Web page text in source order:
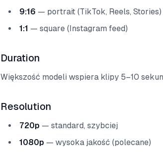
9:16 — portrait (TikTok, Reels, Stories)
1:1 — square (Instagram feed)
Duration
Większość modeli wspiera klipy 5–10
Resolution
720p — standard, szybciej
1080p — wysoka jakość (polecane)